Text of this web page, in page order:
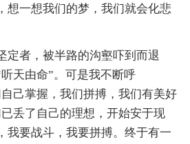
想一想我们的梦，我们就会化悲
定者，被半路的沟壑吓到而退
天由命”。可是我不断呼
己掌握，我们拼搏，我们有美好
丢了自己的理想，开始安于现
我要战斗，我要拼搏。终于有一